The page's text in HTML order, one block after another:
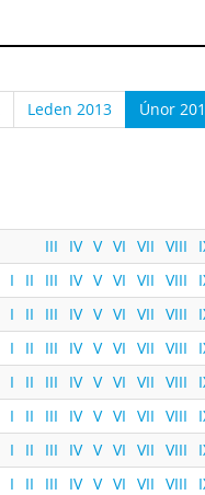
Leden 2013 Únor
III IV V VI VII VIII
I II III IV V VI VII VIII
I II III IV V VI VII VIII
I II III IV V VI VII VIII
I II III IV V VI VII VIII
I II III IV V VI VII VIII
I II III IV V VI VII VIII
I II III IV V VI VII VIII